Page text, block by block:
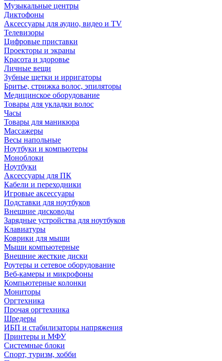
Музыкальные центры
Диктофоны
Аксессуары для аудио, видео и TV
Телевизоры
Цифровые приставки
Проекторы и экраны
Красота и здоровье
Личные вещи
Зубные щетки и ирригаторы
Бритье, стрижка волос, эпиляторы
Медицинское оборудование
Товары для укладки волос
Часы
Товары для маникюра
Массажеры
Весы напольные
Ноутбуки и компьютеры
Моноблоки
Ноутбуки
Аксессуары для ПК
Кабели и переходники
Игровые аксессуары
Подставки для ноутбуков
Внешние дисководы
Зарядные устройства для ноутбуков
Клавиатуры
Коврики для мыши
Мыши компьютерные
Внешние жесткие диски
Роутеры и сетевое оборудование
Веб-камеры и микрофоны
Компьютерные колонки
Мониторы
Оргтехника
Прочая оргтехника
Шредеры
ИБП и стабилизаторы напряжения
Принтеры и МФУ
Системные блоки
Спорт, туризм, хобби